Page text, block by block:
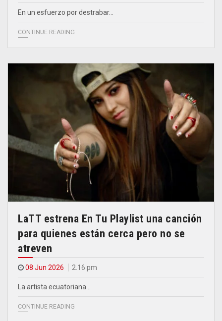
En un esfuerzo por destrabar…
CONTINUE READING
LaTT estrena En Tu Playlist una canción
para quienes están cerca pero no se
atreven
08 Jun 2026 2.16 pm
La artista ecuatoriana…
CONTINUE READING